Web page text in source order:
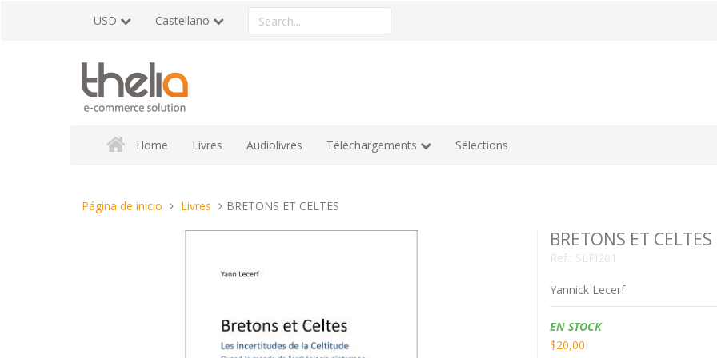
USD Castellano
Search
a
Home Livres Audiolivres Téléchargements Sélections
Estas
Página de inicio Livres BRETONS ET CELTES
BRETONS ET CELTES
Ref.: SLPl201
Yannick Lecerf
Disponibilidad:
EN STOCK
$20,00